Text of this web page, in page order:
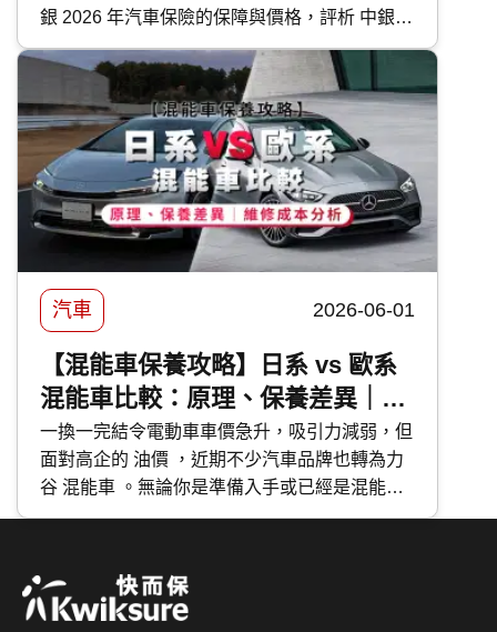
銀 2026 年汽車保險的保障與價格，評析 中銀汽
車保險 優缺點，助你選擇最合適的車保方案。
汽車 2026-06-01
【混能車保養攻略】日系 vs 歐系
混能車比較：原理、保養差異｜維
修成本分析
一換一完結令電動車車價急升，吸引力減弱，但
面對高企的 油價 ，近期不少汽車品牌也轉為力
谷 混能車 。無論你是準備入手或已經是混能車
主，應該如何分辨不同種類的混能車？應該如何
歐系混能車特點及混能車保養攻略。